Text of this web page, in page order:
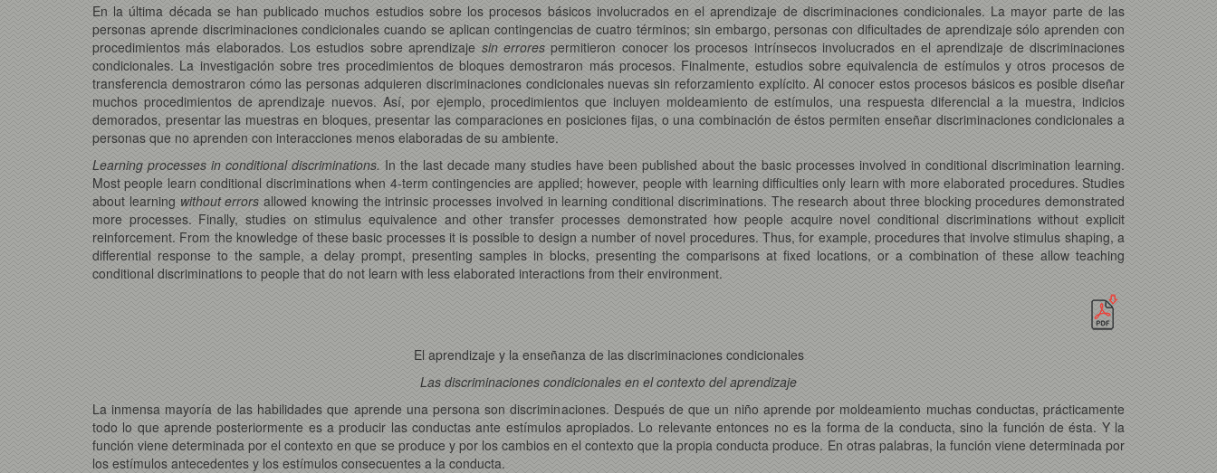
En la última década se han publicado muchos estudios sobre los procesos básicos involucrados en el aprendizaje de discriminaciones condicionales. La mayor parte de las
personas aprende discriminaciones condicionales cuando se aplican contingencias de cuatro términos; sin embargo, personas con dificultades de aprendizaje sólo aprenden con
procedimientos más elaborados. Los estudios sobre aprendizaje sin errorespermitieron conocer los procesos intrínsecos involucrados en el aprendizaje de discriminaciones
condicionales. La investigación sobre tres procedimientos de bloques demostraron más procesos. Finalmente, estudios sobre equivalencia de estímulos y otros procesos de
transferencia demostraron cómo las personas adquieren discriminaciones condicionales nuevas sin reforzamiento explícito. Al conocer estos procesos básicos es posible diseñar
muchos procedimientos de aprendizaje nuevos. Así, por ejemplo, procedimientos que incluyen moldeamiento de estímulos, una respuesta diferencial a la muestra, indicios
demorados, presentar las muestras en bloques, presentar las comparaciones en posiciones fijas, o una combinación de éstos permiten enseñar discriminaciones condicionales a
personas que no aprenden con interacciones menos elaboradas de su ambiente.
Learning processes in conditional discriminations. In the last decade many studies have been published about the basic processes involved in conditional discrimination learning.
Most people learn conditional discriminations when 4-term contingencies are applied; however, people with learning difficulties only learn with more elaborated procedures. Studies
about learning without errors allowed knowing the intrinsic processes involved in learning conditional discriminations. The research about three blocking procedures demonstrated
more processes. Finally, studies on stimulus equivalence and other transfer processes demonstrated how people acquire novel conditional discriminations without explicit
reinforcement. From the knowledge of these basic processes it is possible to design a number of novel procedures. Thus, for example, procedures that involve stimulus shaping, a
differential response to the sample, a delay prompt, presenting samples in blocks, presenting the comparisons at fixed locations, or a combination of these allow teaching
conditional discriminations to people that do not learn with less elaborated interactions from their environment.
El aprendizaje y la enseñanza de las discriminaciones condicionales
Las discriminaciones condicionales en el contexto del aprendizaje
La inmensa mayoría de las habilidades que aprende una persona son discriminaciones. Después de que un niño aprende por moldeamiento muchas conductas, prácticamente
todo lo que aprende posteriormente es a producir las conductas ante estímulos apropiados. Lo relevante entonces no es la forma de la conducta, sino la función de ésta. Y la
función viene determinada por el contexto en que se produce y por los cambios en el contexto que la propia conducta produce. En otras palabras, la función viene determinada por
los estímulos antecedentes y los estímulos consecuentes a la conducta.